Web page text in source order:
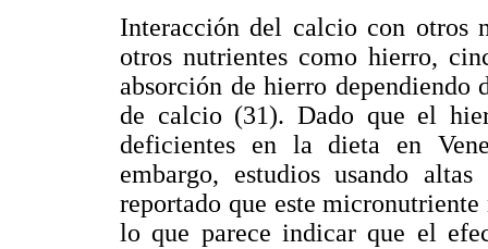
Interacción del calcio con otros
otros nutrientes como hierro,
absorción de hierro dependiendo
de calcio (31). Dado que el
deficientes en la dieta en
embargo, estudios usando
reportado que este
lo que parece indicar que el